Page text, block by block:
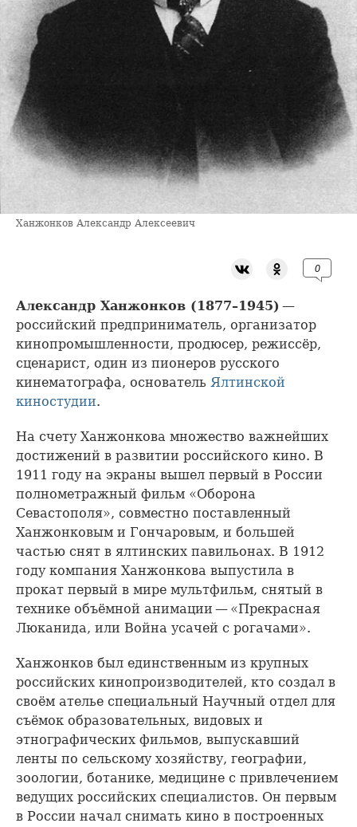
Ханжонков Александр Алексеевич
0
Александр Ханжонков (1877–1945) —
российский предприниматель, организатор
кинопромышленности, продюсер, режиссёр,
сценарист, один из пионеров русского
кинематографа, основатель Ялтинской
киностудии.
На счету Ханжонкова множество важнейших
достижений в развитии российского кино. В
1911 году на экраны вышел первый в России
полнометражный фильм «Оборона
Севастополя», совместно поставленный
Ханжонковым и Гончаровым, и большей
частью снят в ялтинских павильонах. В 1912
году компания Ханжонкова выпустила в
прокат первый в мире мультфильм, снятый в
технике объёмной анимации — «Прекрасная
Люканида, или Война усачей с рогачами».
Ханжонков был единственным из крупных
российских кинопроизводителей, кто создал в
своём ателье специальный Научный отдел для
съёмок образовательных, видовых и
этнографических фильмов, выпускавший
ленты по сельскому хозяйству, географии,
зоологии, ботанике, медицине с привлечением
ведущих российских специалистов. Он первым
в России начал снимать кино в построенных